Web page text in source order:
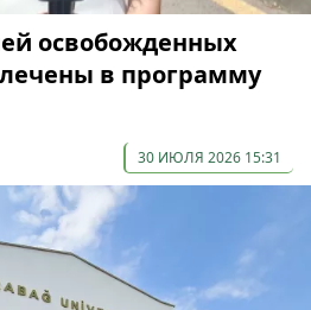
освобожденных
в программу
30 ИЮЛЯ 2026 15:31